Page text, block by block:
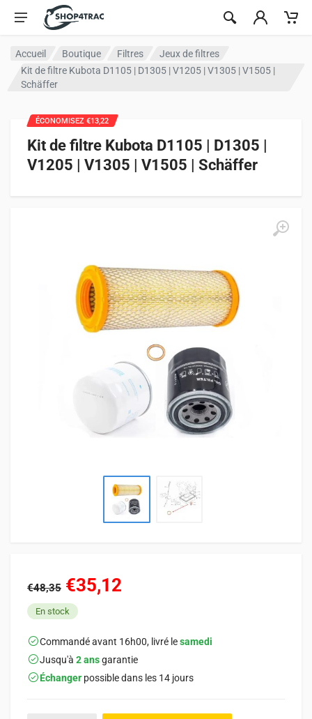
Aller au contenu
Accueil Boutique Filtres
Jeux de filtres
Kit de filtre Kubota D1105 | D1305 | V1205 | V1305 | V1505 |
Schäffer
Kit de filtre Kubota D1105 | D1305 |
V1205 | V1305 | V1505 | Schäffer
ÉCONOMISEZ €13,22
€48,35 €35,12
En stock
Commandé avant 16h00, livré lesamedi
Jusqu'à 2 ansgarantie
Échanger possible dans les 14 jours